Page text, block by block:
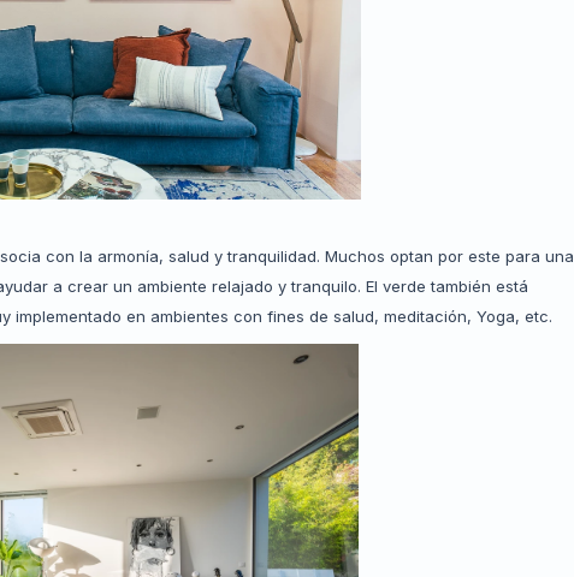
con la armonía, salud y tranquilidad. Muchos optan por este para una
a crear un ambiente relajado y tranquilo. El verde también está
en ambientes con fines de salud, meditación, Yoga, etc.